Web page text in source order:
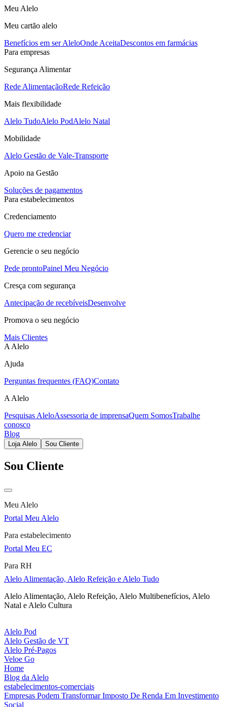
Meu Alelo
Meu cartão alelo
Benefícios em ser AleloOnde AceitaDescontos em farmácias
Para empresas
Segurança Alimentar
Rede AlimentaçãoRede Refeição
Mais flexibilidade
Alelo TudoAlelo PodAlelo Natal
Mobilidade
Alelo Gestão de Vale-Transporte
Apoio na Gestão
Soluções de pagamentos
Para estabelecimentos
Credenciamento
Quero me credenciar
Gerencie o seu negócio
Pede prontoPainel Meu Negócio
Cresça com segurança
Antecipação de recebíveisDesenvolve
Promova o seu negócio
Mais Clientes
A Alelo
Ajuda
Perguntas frequentes (FAQ)Contato
A Alelo
Pesquisas AleloAssessoria de imprensaQuem SomosTrabalhe
conosco
Blog
Loja Alelo Sou Cliente
Sou Cliente
Meu Alelo
Portal Meu Alelo
Para estabelecimento
Portal Meu EC
Para RH
Alelo Alimentação, Alelo Refeição e Alelo Tudo
Alelo Alimentação, Alelo Refeição, Alelo Multibenefícios, Alelo
Natal e Alelo Cultura
Alelo Pod
Alelo Gestão de VT
Alelo Pré-Pagos
Veloe Go
Home
Blog da Alelo
estabelecimentos-comerciais
Empresas Podem Transformar Imposto De Renda Em Investimento
Social